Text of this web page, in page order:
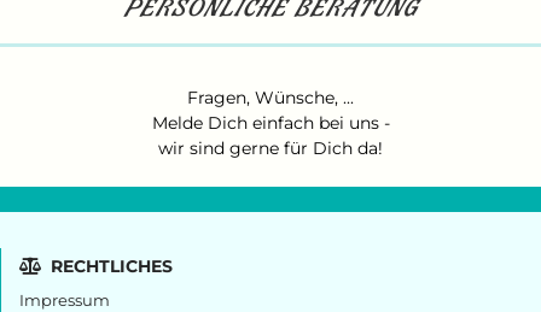
PERSÖNLICHE BERATUNG
Fragen, Wünsche, ...
Melde Dich einfach bei uns-
wir sind gerne für Dich da!
RECHTLICHES
Impressum